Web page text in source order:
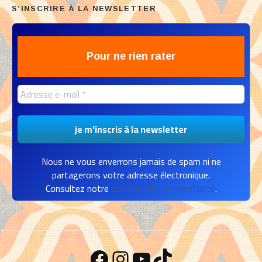
S’INSCRIRE À LA NEWSLETTER
Pour ne rien rater
Nous ne vous enverrons jamais de spam ni ne
partagerons votre adresse électronique.
Consultez notre politique de confidentialité.